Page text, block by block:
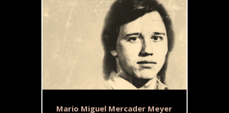
Mario Miguel Mercader Meyer